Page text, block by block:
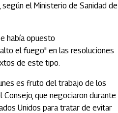
el Ministerio de Sanidad de
había opuesto
el fuego" en las resoluciones
de este tipo.
es fruto del trabajo de los
que negociaron durante
Unidos para tratar de evitar